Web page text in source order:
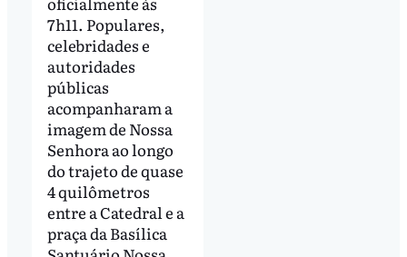
7h11. Populares,
celebridades e
autoridades
públicas
acompanharam a
imagem de Nossa
Senhora ao longo
do trajeto de quase
4 quilômetros
entre a Catedral e a
praça da Basílica